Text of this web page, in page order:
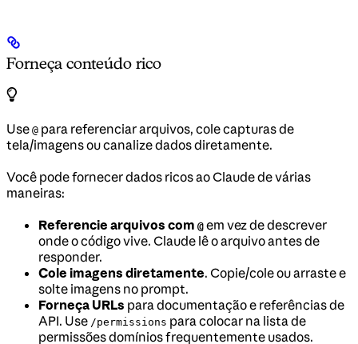
Forneça conteúdo rico
Use @ para referenciar arquivos, cole capturas de
tela/imagens ou canalize dados diretamente.
Você pode fornecer dados ricos ao Claude de várias
maneiras:
Referencie arquivos com @ em vez de descrever
onde o código vive. Claude lê o arquivo antes de
responder.
Cole imagens diretamente. Copie/cole ou arraste e
solte imagens no prompt.
Forneça URLs para documentação e referências de
API. Use /permissions para colocar na lista de
permissões domínios frequentemente usados.